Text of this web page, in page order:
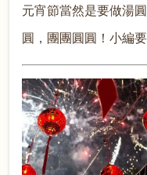
元宵節當然是要做湯
圓，團團圓圓！小編